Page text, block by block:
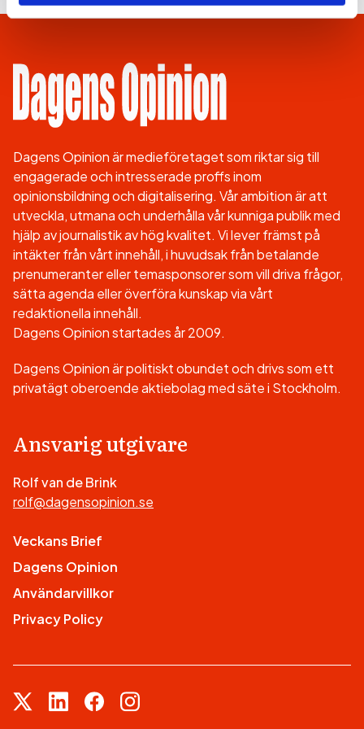
Dagens Opinion är medieföretaget som riktar sig till
engagerade och intresserade proffs inom
opinionsbildning och digitalisering. Vår ambition är att
utveckla, utmana och underhålla vår kunniga publik med
hjälp av journalistik av hög kvalitet. Vi lever främst på
intäkter från vårt innehåll, i huvudsak från betalande
prenumeranter eller temasponsorer som vill driva frågor,
sätta agenda eller överföra kunskap via vårt
redaktionella innehåll.
Dagens Opinion startades år 2009.
Dagens Opinion är politiskt obundet och drivs som ett
privatägt oberoende aktiebolag med säte i Stockholm.
Ansvarig utgivare
Rolf van de Brink
rolf@dagensopinion.se
Veckans Brief
Dagens Opinion
Användarvillkor
Privacy Policy